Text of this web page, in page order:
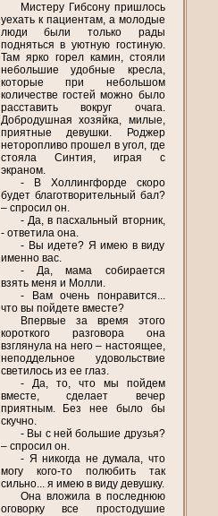
Мистеру Гибсону пришлось
уехать к пациентам, а молодые
люди были только рады
подняться в уютную гостиную.
Там ярко горел камин, стояли
небольшие удобные кресла,
которые при небольшом
количестве гостей можно было
расставить вокруг очага.
Добродушная хозяйка, милые,
приятные девушки. Роджер
неторопливо прошел в угол, где
стояла Синтия, играя с
экраном.
- В Холлингфорде скоро
будет благотворительный бал?
– спросил он.
- Да, в пасхальный вторник,
- ответила она.
- Вы идете? Я имею в виду
именно вас.
- Да, мама собирается
взять меня и Молли.
- Вам очень понравится...
что вы пойдете вместе?
Впервые за время этого
короткого разговора она
взглянула на него – настоящее,
неподдельное удовольствие
светилось из ее глаз.
- Да, то, что мы пойдем
вместе, сделает вечер
приятным. Без нее было бы
скучно.
- Вы с ней большие друзья?
– спросил он.
- Я никогда не думала, что
могу кого-то полюбить так
сильно... я имею в виду девушку.
Она вложила в последнюю
оговорку все простодушие